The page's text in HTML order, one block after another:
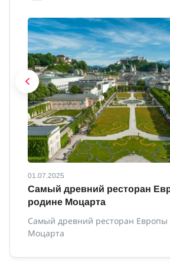
01.07.2025
Самый древний ресторан
родине Моцарта
Самый древний ресторан Европы
Моцарта